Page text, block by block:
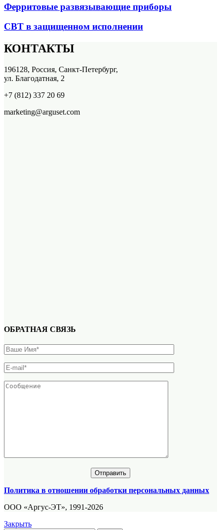
Ферритовые развязывающие приборы
СВТ в защищенном исполнении
КОНТАКТЫ
196128, Россия, Санкт-Петербург,
ул. Благодатная, 2
+7 (812) 337 20 69
marketing@arguset.com
ОБРАТНАЯ СВЯЗЬ
Политика в отношении обработки персональных данных
ООО «Аргус-ЭТ», 1991-2026
Закрыть